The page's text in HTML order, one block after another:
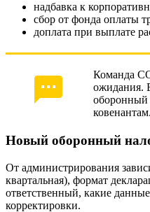
надбавка к
сбор от фонда оплаты
доплата при выплате
Команда
ожидания.
оборонный
ковенантам.
Новый оборонный
От администрирования
квартальная), формат
ответственный, какие
корректировки.